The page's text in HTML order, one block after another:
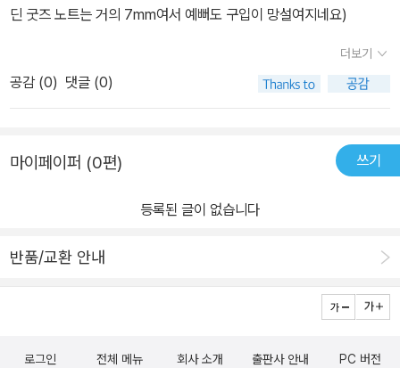
딘 굿즈 노트는 거의 7mm여서 예뻐도 구입이 망설여지네요)
더보기
공감 (0) 댓글 (0)
마이페이퍼 (0편) 쓰기
등록된 글이 없습니다
반품/교환 안내
로그인 전체 메뉴 회사 소개 출판사 안내 PC 버전